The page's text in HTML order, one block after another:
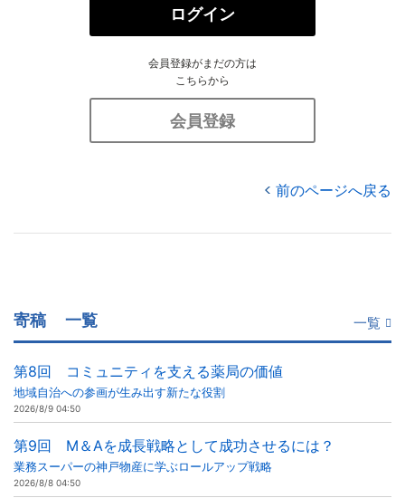
ログイン
会員登録がまだの方は
こちらから
会員登録
前のページへ戻る
寄稿 一覧 一覧
第8回 コミュニティを支える薬局の価値
地域自治への参画が生み出す新たな役割
2026/8/9 04:50
第9回 M＆Aを成長戦略として成功させるには？
業務スーパーの神戸物産に学ぶロールアップ戦略
2026/8/8 04:50